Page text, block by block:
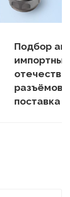
Подбор
разъёмов
поставка